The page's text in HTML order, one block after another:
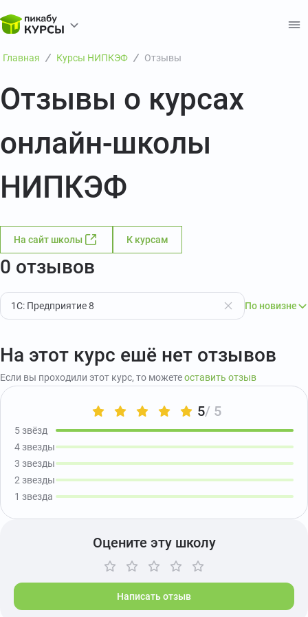
Главная Курсы НИПКЭФ Отзывы
Отзывы о курсах
онлайн-школы
НИПКЭФ
На сайт школы К курсам
0 отзывов
1С: Предприятие 8 По новизне
На этот курс ешё нет отзывов
Если вы проходили этот курс, то можетеоставить отзыв
5/ 5
5 звёзд
4 звезды
3 звезды
2 звезды
1 звезда
Оцените эту школу
Написать отзыв